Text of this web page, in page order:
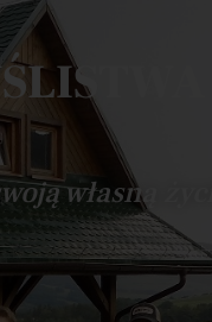
własną